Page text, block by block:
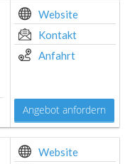
Website
Kontakt
Anfahrt
Angebot anfordern
Website